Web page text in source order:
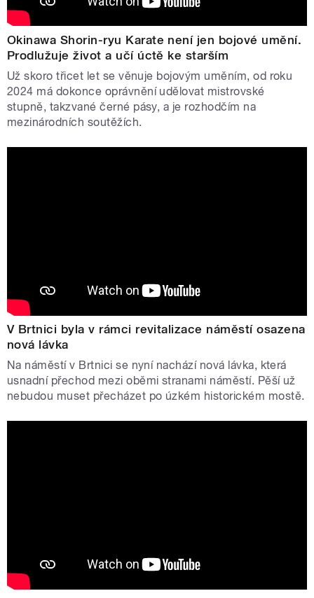
Okinawa Shorin-ryu Karate není jen bojové umění.
Prodlužuje život a učí úctě ke starším
Už skoro třicet let se věnuje bojovým uměním, od roku
2024 má dokonce oprávnění udělovat mistrovské
stupně, takzvané černé pásy, a je rozhodčím na
mezinárodních soutěžích.
V Brtnici byla v rámci revitalizace náměstí osazena
nová lávka
Na náměstí v Brtnici se nyní nachází nová lávka, která
usnadní přechod mezi oběmi stranami náměstí. Pěší už
nebudou muset přecházet po úzkém historickém mostě.